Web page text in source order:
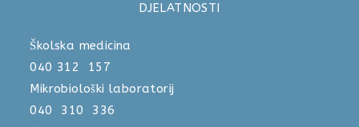
DJELATNOSTI
Školska medicina
040 312 157
Mikrobiološki laboratorij
040 310 336